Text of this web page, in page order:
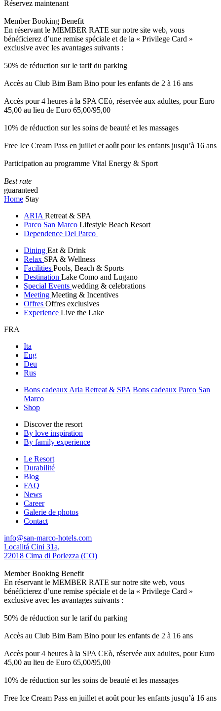
Réservez maintenant
Member Booking Benefit
En réservant le MEMBER RATE sur notre site web, vous
bénéficierez d’une remise spéciale et de la « Privilege Card »
exclusive avec les avantages suivants :
50% de réduction sur le tarif du parking
Accès au Club Bim Bam Bino pour les enfants de 2 à 16 ans
Accès pour 4 heures à la SPA CEò, réservée aux adultes, pour Euro
45,00 au lieu de Euro 65,00/95,00
10% de réduction sur les soins de beauté et les massages
Free Ice Cream Pass en juillet et août pour les enfants jusqu’à 16 ans
Participation au programme Vital Energy & Sport
Best rate
guaranteed
Home Stay
ARIA Retreat & SPA
Parco San Marco Lifestyle Beach Resort
Dependence Del Parco
Dining Eat & Drink
Relax SPA & Wellness
Facilities Pools, Beach & Sports
Destination Lake Como and Lugano
Special Events wedding & celebrations
Meeting Meeting & Incentives
Offres Offres exclusives
Experience Live the Lake
FRA
Ita
Eng
Deu
Rus
Bons cadeaux Aria Retreat & SPA Bons cadeaux Parco San
Marco
Shop
Discover the resort
By love inspiration
By family experience
Le Resort
Durabilité
Blog
FAQ
News
Career
Galerie de photos
Contact
info@san-marco-hotels.com
Localitá Cini 31a,
22018 Cima di Porlezza (CO)
Member Booking Benefit
En réservant le MEMBER RATE sur notre site web, vous
bénéficierez d’une remise spéciale et de la « Privilege Card »
exclusive avec les avantages suivants :
50% de réduction sur le tarif du parking
Accès au Club Bim Bam Bino pour les enfants de 2 à 16 ans
Accès pour 4 heures à la SPA CEò, réservée aux adultes, pour Euro
45,00 au lieu de Euro 65,00/95,00
10% de réduction sur les soins de beauté et les massages
Free Ice Cream Pass en juillet et août pour les enfants jusqu’à 16 ans